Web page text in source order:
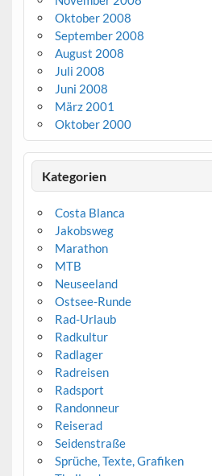
Oktober 2008
September 2008
August 2008
Juli 2008
Juni 2008
März 2001
Oktober 2000
Kategorien
Costa Blanca
Jakobsweg
Marathon
MTB
Neuseeland
Ostsee-Runde
Rad-Urlaub
Radkultur
Radlager
Radreisen
Radsport
Randonneur
Reiserad
Seidenstraße
Sprüche, Texte, Grafiken